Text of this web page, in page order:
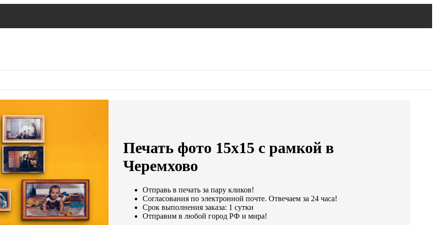
Печать фото 15х15 с рамкой в
Черемхово
Отправь в печать за пару кликов!
Согласования по электронной почте. Отвечаем за 24 часа!
Срок выполнения заказа: 1 сутки
Отправим в любой город РФ и мира!